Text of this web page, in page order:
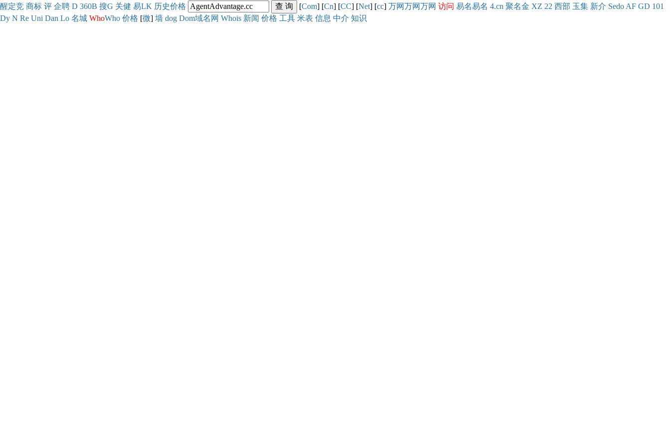
醒定竞 商标 评 企聘 D 360B 搜G 关健 易LK 历史价格 [Com] [Cn] [CC] [Net] [cc] 万网万网万网 访问 易名易名 4.cn 聚名金 XZ 22 西部 玉集 新介 Sedo AF GD 101
Dy N Re Uni Dan Lo 名城 WhoWho 价格 [微] 墙 dog Dom域名网 Whois 新闻 价格 工具 米表 信息 中介 知识